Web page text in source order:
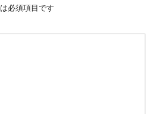
は必須項目です